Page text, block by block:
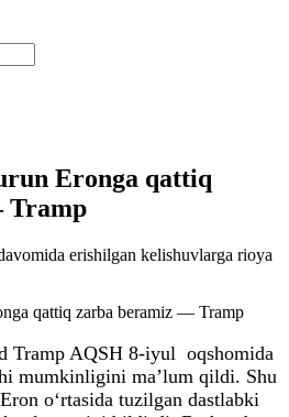
Eronga qattiq
Tramp
erishilgan kelishuvlarga rioya
Tramp AQSH 8-iyul oqshomida
mumkinligini ma’lum qildi. Shu
o‘rtasida tuzilgan dastlabki